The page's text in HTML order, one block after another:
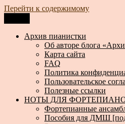
Перейти к содержимому
Архив пианистки
Всё для пианистов: ноты, книги,
Архив пианистки
Об авторе блога
Карта сайта
FAQ
Политика
Пользовательское
Полезные ссылки
НОТЫ ДЛЯ
Фортепианные
Пособия для ДМШ